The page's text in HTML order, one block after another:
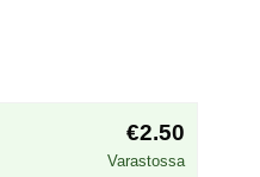
€2.50
Varastossa